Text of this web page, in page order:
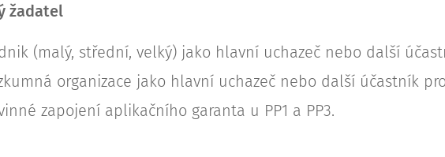
žadatel
(malý, střední, velký) jako hlavní uchazeč nebo další
organizace jako hlavní uchazeč nebo další účastník
zapojení aplikačního garanta u PP1 a PP3.